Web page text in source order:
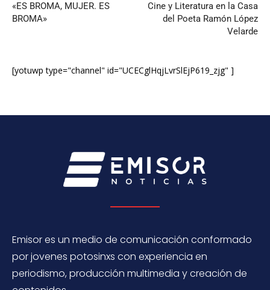
«ES BROMA, MUJER. ES
BROMA»
Cine y Literatura en la Casa
del Poeta Ramón López
Velarde
[yotuwp type="channel" id="UCECglHqjLvrSlEjP619_zjg" ]
Emisor es un medio de comunicación conformado
por jovenes potosinxs con experiencia en
periodismo, producción multimedia y creación de